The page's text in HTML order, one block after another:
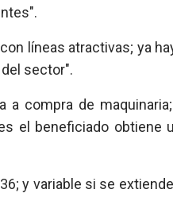
líneas atractivas; ya
sector".
compra de
el beneficiado obtiene
y variable si se